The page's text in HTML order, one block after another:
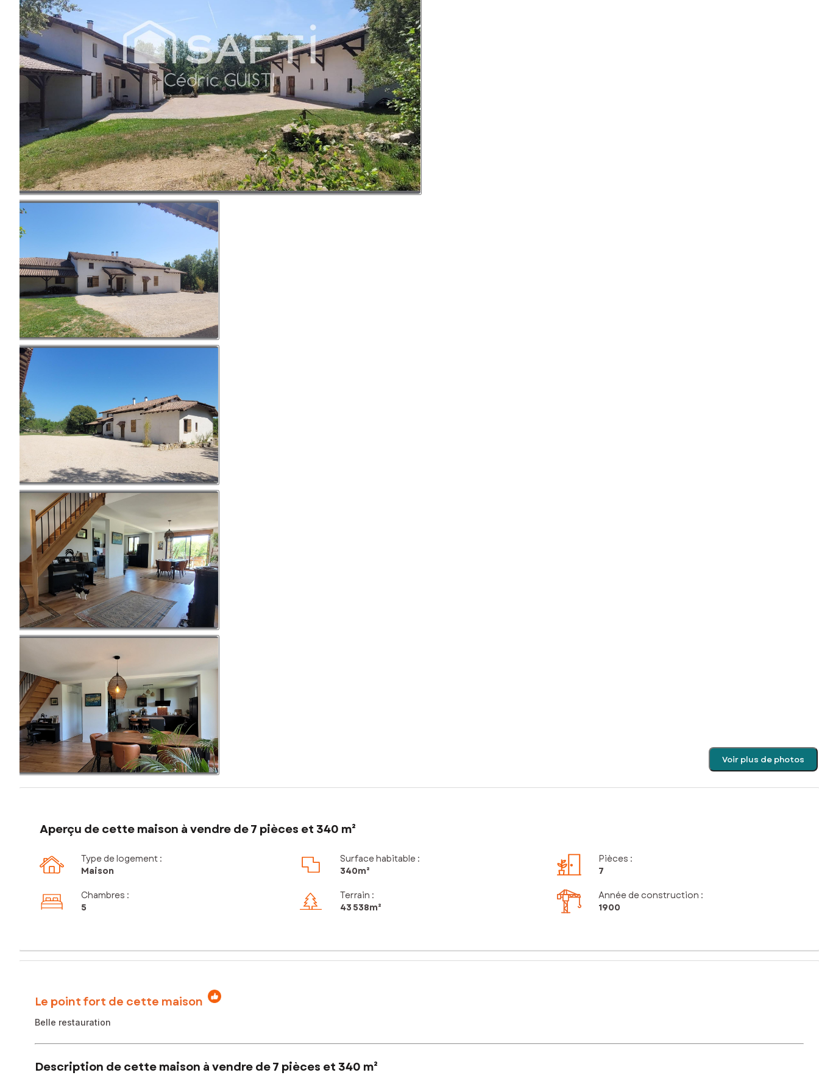
Voir plus de photos
Aperçu de cette maison à vendre de 7 pièces et 340 m²
Type de logement :
Maison
Surface habitable :
340m²
Pièces :
7
Chambres :
5
Terrain :
43 538m²
Année de construction :
1900
Le point fort de cette maison
Belle restauration
Description de cette maison à vendre de 7 pièces et 340 m²